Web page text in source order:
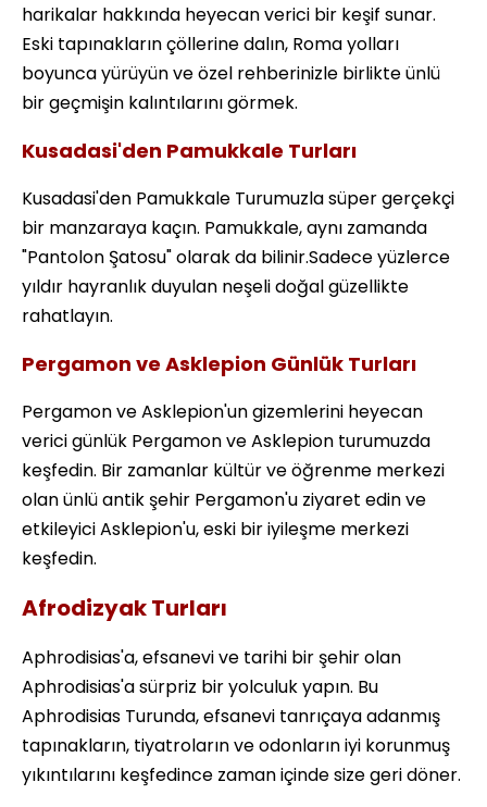
harikalar hakkında heyecan verici bir keşif sunar.
Eski tapınakların çöllerine dalın, Roma yolları
boyunca yürüyün ve özel rehberinizle birlikte ünlü
bir geçmişin kalıntılarını görmek.
Kusadasi'den Pamukkale Turları
Kusadasi'den Pamukkale Turumuzla süper gerçekçi
bir manzaraya kaçın. Pamukkale, aynı zamanda
"Pantolon Şatosu" olarak da bilinir.Sadece yüzlerce
yıldır hayranlık duyulan neşeli doğal güzellikte
rahatlayın.
Pergamon ve Asklepion Günlük Turları
Pergamon ve Asklepion'un gizemlerini heyecan
verici günlük Pergamon ve Asklepion turumuzda
keşfedin. Bir zamanlar kültür ve öğrenme merkezi
olan ünlü antik şehir Pergamon'u ziyaret edin ve
etkileyici Asklepion'u, eski bir iyileşme merkezi
keşfedin.
Afrodizyak Turları
Aphrodisias'a, efsanevi ve tarihi bir şehir olan
Aphrodisias'a sürpriz bir yolculuk yapın. Bu
Aphrodisias Turunda, efsanevi tanrıçaya adanmış
tapınakların, tiyatroların ve odonların iyi korunmuş
yıkıntılarını keşfedince zaman içinde size geri döner.